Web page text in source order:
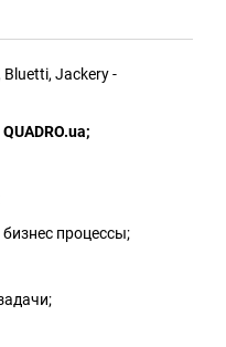
Jackery -
QUADRO.ua;
процессы;